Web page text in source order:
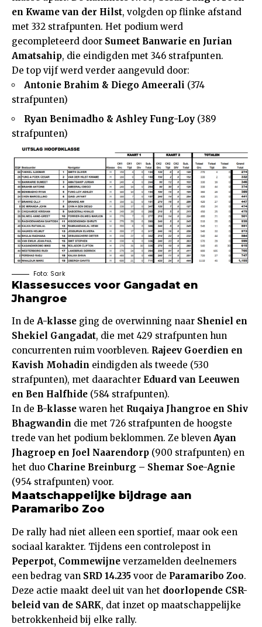
en Kwame van der Hilst, volgden op flinke afstand
met 332 strafpunten. Het podium werd
gecompleteerd door Sumeet Banwarie en Jurian
Amatsahip, die eindigden met 346 strafpunten.
De top vijf werd verder aangevuld door:
Antonie Brahim & Diego Ameerali (374
strafpunten)
Ryan Benimadho & Ashley Fung-Loy (389
strafpunten)
Foto: Sark
Klassesucces voor Gangadat en
Jhangroe
In de A-klasse ging de overwinning naar Sheniel en
Shekiel Gangadat, die met 429 strafpunten hun
concurrenten ruim voorbleven. Rajeev Goerdien en
Kavish Mohadin eindigden als tweede (530
strafpunten), met daarachter Eduard van Leeuwen
en Ben Halfhide (584 strafpunten).
In de B-klasse waren het Ruqaiya Jhangroe en Shiv
Bhagwandin die met 726 strafpunten de hoogste
trede van het podium beklommen. Ze bleven Ayan
Jhagroep en Joel Naarendorp (900 strafpunten) en
het duo Charine Breinburg – Shemar Soe-Agnie
(954 strafpunten) voor.
Maatschappelijke bijdrage aan
Paramaribo Zoo
De rally had niet alleen een sportief, maar ook een
sociaal karakter. Tijdens een controlepost in
Peperpot, Commewijne verzamelden deelnemers
een bedrag van SRD 14.235 voor de Paramaribo Zoo.
Deze actie maakt deel uit van het doorlopende CSR-
beleid van de SARK, dat inzet op maatschappelijke
betrokkenheid bij elke rally.